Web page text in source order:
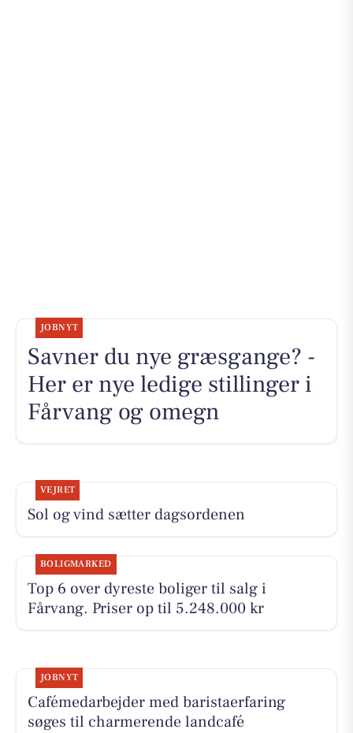
JOBNYT
Savner du nye græsgange? -
Her er nye ledige stillinger i
Fårvang og omegn
VEJRET
Sol og vind sætter dagsordenen
BOLIGMARKED
Top 6 over dyreste boliger til salg i
Fårvang. Priser op til 5.248.000 kr
JOBNYT
Cafémedarbejder med baristaerfaring
søges til charmerende landcafé